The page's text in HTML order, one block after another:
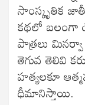
సాంస్కృతిక
కథలో బలంగా
పాత్రలు
తెగువ తెలివి
హత్యలకూ
ధీమానిస్తాయి.